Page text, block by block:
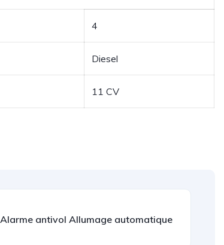
4
Diesel
11 CV
antivol Allumage automatique